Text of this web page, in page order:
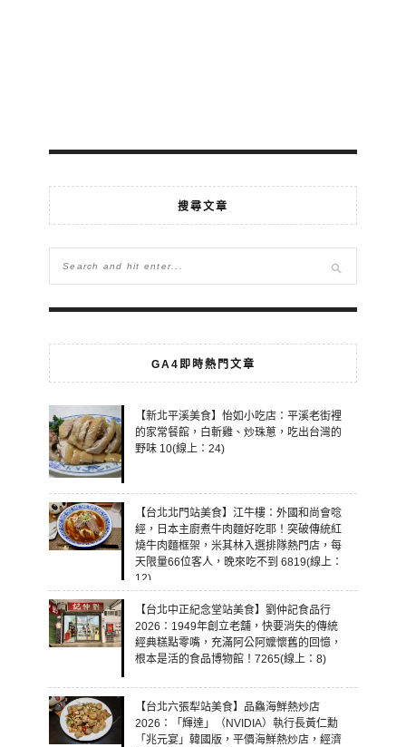
搜尋文章
GA4即時熱門文章
【新北平溪美食】怡如小吃店：平溪老街裡
的家常餐館，白斬雞、炒珠蔥，吃出台灣的
野味 10(線上：24)
【台北北門站美食】江牛樓：外國和尚會唸
經，日本主廚煮牛肉麵好吃耶！突破傳統紅
燒牛肉麵框架，米其林入選排隊熱門店，每
天限量66位客人，晚來吃不到 6819(線上：
12)
【台北中正紀念堂站美食】劉仲記食品行
2026：1949年創立老舖，快要消失的傳統
經典糕點零嘴，充滿阿公阿嬤懷舊的回憶，
根本是活的食品博物館！7265(線上：8)
【台北六張犁站美食】品鱻海鮮熱炒店
2026：「輝達」（NVIDIA）執行長黃仁勳
「兆元宴」韓國版，平價海鮮熱炒店，經濟